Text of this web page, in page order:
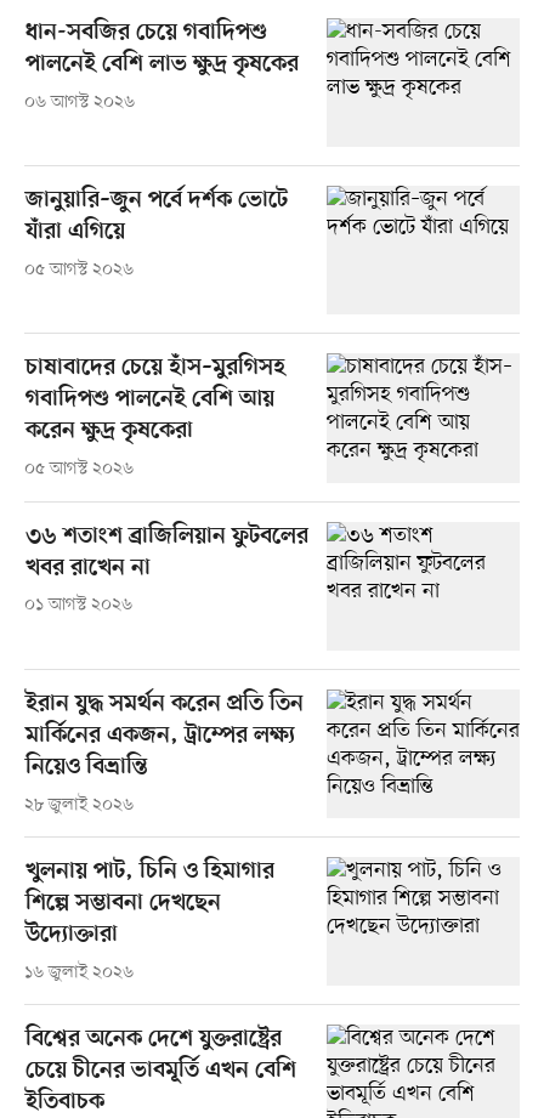
ধান-সবজির চেয়ে গবাদিপশু
পালনেই বেশি লাভ ক্ষুদ্র কৃষকের
০৬ আগস্ট ২০২৬
জানুয়ারি–জুন পর্বে দর্শক ভোটে
যাঁরা এগিয়ে
০৫ আগস্ট ২০২৬
চাষাবাদের চেয়ে হাঁস–মুরগিসহ
গবাদিপশু পালনেই বেশি আয়
করেন ক্ষুদ্র কৃষকেরা
০৫ আগস্ট ২০২৬
৩৬ শতাংশ ব্রাজিলিয়ান ফুটবলের
খবর রাখেন না
০১ আগস্ট ২০২৬
ইরান যুদ্ধ সমর্থন করেন প্রতি তিন
মার্কিনের একজন, ট্রাম্পের লক্ষ্য
নিয়েও বিভ্রান্তি
২৮ জুলাই ২০২৬
খুলনায় পাট, চিনি ও হিমাগার
শিল্পে সম্ভাবনা দেখছেন
উদ্যোক্তারা
১৬ জুলাই ২০২৬
বিশ্বের অনেক দেশে যুক্তরাষ্ট্রের
চেয়ে চীনের ভাবমূর্তি এখন বেশি
ইতিবাচক